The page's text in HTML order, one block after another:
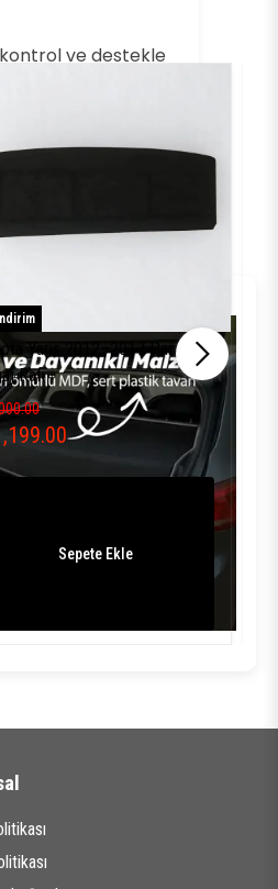
ve destekle
Yaris 2012–2017 Pandizot
Rafı
Sepete Ekle